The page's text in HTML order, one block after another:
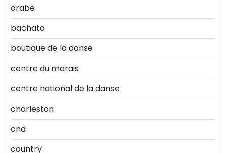
arabe
bachata
boutique de la danse
centre du marais
centre national de la danse
charleston
cnd
country